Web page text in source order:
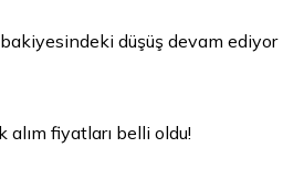
düşüş devam ediyor
alım fiyatları belli oldu!